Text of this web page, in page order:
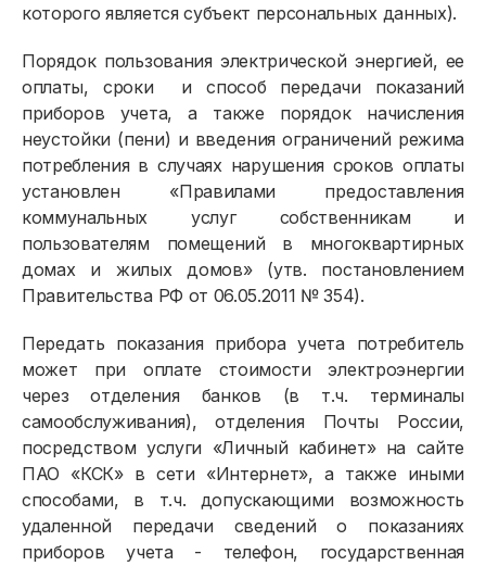
которого является субъект персональных данных).
Порядок пользования электрической энергией, ее
оплаты, сроки и способ передачи показаний
приборов учета, а также порядок начисления
неустойки (пени) и введения ограничений режима
потребления в случаях нарушения сроков оплаты
установлен «Правилами предоставления
коммунальных услуг собственникам и
пользователям помещений в многоквартирных
домах и жилых домов» (утв. постановлением
Правительства РФ от 06.05.2011 № 354).
Передать показания прибора учета потребитель
может при оплате стоимости электроэнергии
через отделения банков (в т.ч. терминалы
самообслуживания), отделения Почты России,
посредством услуги «Личный кабинет» на сайте
ПАО «КСК» в сети «Интернет», а также иными
способами, в т.ч. допускающими возможность
удаленной передачи сведений о показаниях
приборов учета - телефон, государственная
Физическим лицам
Договор энергоснабжения
Расчёты и оплата
Приборы учёта и показания
Должникам
Онлайн-сервисы
Полезное